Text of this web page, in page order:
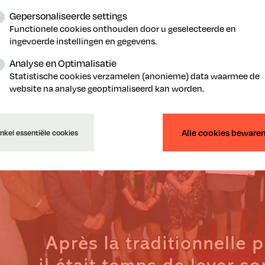
Gepersonaliseerde settings
Functionele cookies onthouden door u geselecteerde en
ingevoerde instellingen en gegevens.
Analyse en Optimalisatie
Statistische cookies verzamelen (anonieme) data waarmee de
website na analyse geoptimaliseerd kan worden.
essentiële cookies Alle cookies